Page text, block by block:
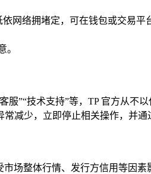
网络拥堵定，可在钱包或交易
。
”“技术支持”等，TP 官方从不
减少，立即停止相关操作，并通
场整体行情、发行方信用等因